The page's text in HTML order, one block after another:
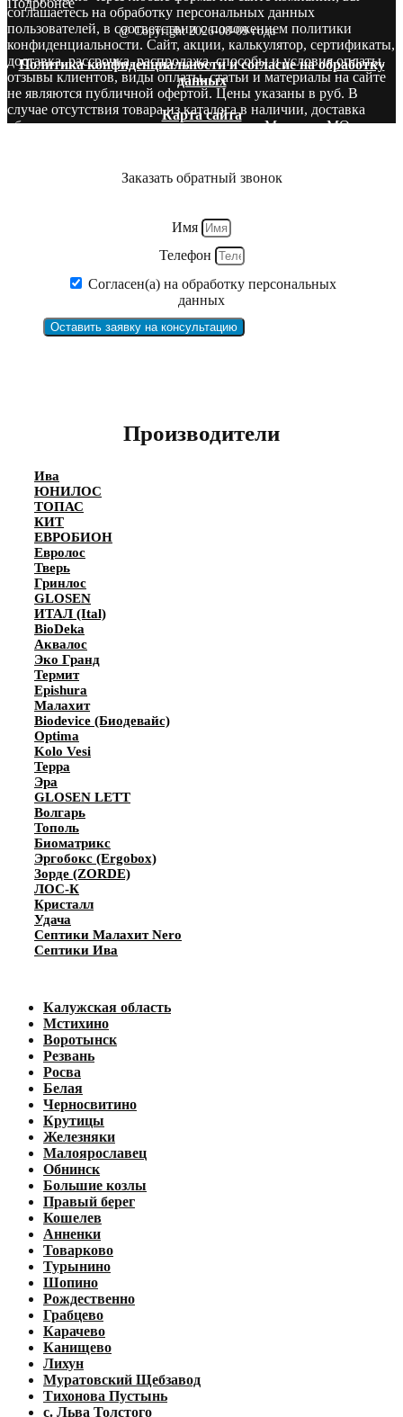
соглашаетесь на обработку персональных данных
пользователей, в соответствии с положением политики
конфиденциальности. Сайт, акции, калькулятор, сертификаты,
доставка, рассрочка, распродажа, способы и условия оплаты,
отзывы клиентов, виды оплаты, статьи и материалы на сайте
не являются публичной офертой. Цены указаны в руб. В
случае отсутствия товара из каталога в наличии, доставка
оборудования производится со складов в Москве и МО.
Подробнее
@ Copyright 2026-08-09 года
Политика конфиденциальности и согласие на обработку
данных
Карта сайта
Заказать обратный звонок
Имя
Телефон
Согласен(а) на обработку персональных
данных
Оставить заявку на консультацию
Производители
Ива
ЮНИЛОС
ТОПАС
КИТ
ЕВРОБИОН
Евролос
Тверь
Гринлос
GLOSEN
ИТАЛ (Ital)
BioDeka
Аквалос
Эко Гранд
Термит
Epishura
Малахит
Biodevice (Биодевайс)
Optima
Kolo Vesi
Терра
Эра
GLOSEN LETT
Волгарь
Тополь
Биоматрикс
Эргобокс (Ergobox)
Зорде (ZORDE)
ЛОС-К
Кристалл
Удача
Септики Малахит Nero
Септики Ива
Калужская область
Мстихино
Воротынск
Резвань
Росва
Белая
Черносвитино
Крутицы
Железняки
Малоярославец
Обнинск
Большие козлы
Правый берег
Кошелев
Анненки
Товарково
Турынино
Шопино
Рождественно
Грабцево
Карачево
Канищево
Лихун
Муратовский Щебзавод
Тихонова Пустынь
с. Льва Толстого